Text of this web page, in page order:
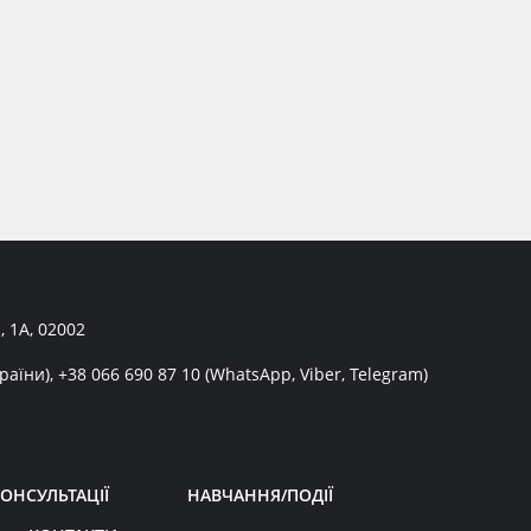
1А, 02002
+38 066 690 87 10 (WhatsApp, Viber, Telegram)
НАВЧАННЯ/ПОДІЇ